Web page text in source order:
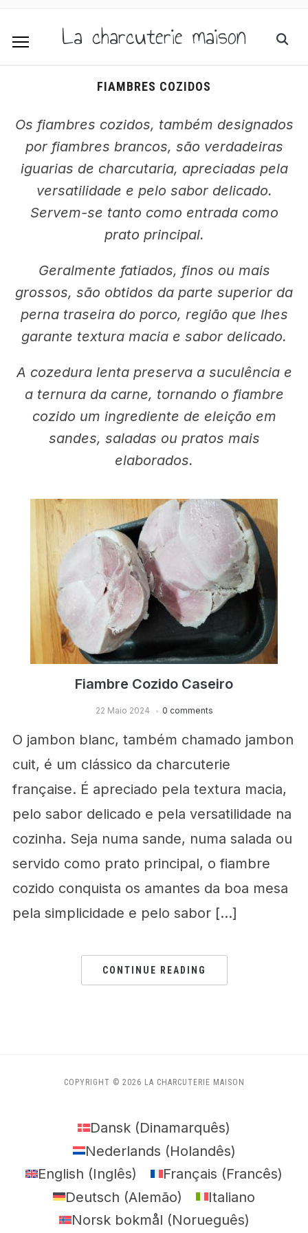
La charcuterie maison
FIAMBRES COZIDOS
Os fiambres cozidos, também designados
por fiambres brancos, são verdadeiras
iguarias de charcutaria, apreciadas pela
versatilidade e pelo sabor delicado.
Servem-se tanto como entrada como
prato principal.
Geralmente fatiados, finos ou mais
grossos, são obtidos da parte superior da
perna traseira do porco, região que lhes
garante textura macia e sabor delicado.
A cozedura lenta preserva a suculência e
a ternura da carne, tornando o fiambre
cozido um ingrediente de eleição em
sandes, saladas ou pratos mais
elaborados.
Fiambre Cozido Caseiro
22 Maio 2024 0 comments
O jambon blanc, também chamado jambon
cuit, é um clássico da charcuterie
française. É apreciado pela textura macia,
pelo sabor delicado e pela versatilidade na
cozinha. Seja numa sande, numa salada ou
servido como prato principal, o fiambre
cozido conquista os amantes da boa mesa
pela simplicidade e pelo sabor […]
CONTINUE READING
COPYRIGHT © 2026 LA CHARCUTERIE MAISON
Dansk (Dinamarquês)
Nederlands (Holandês)
English (Inglês) Français (Francês)
Deutsch (Alemão)
Italiano
Norsk bokmål (Norueguês)